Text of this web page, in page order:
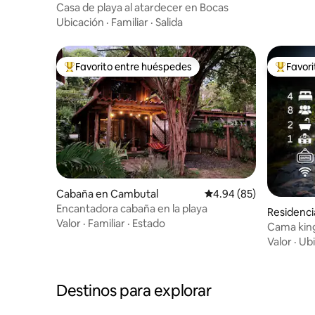
Casa de playa al atardecer en Bocas
Ubicación · Familiar · Salida
De los mejores en Favorito entre huéspedes
Favorito entre huéspedes
Cabaña en Cambutal Calificación promedio:
4.94 (85)
Encantadora cabaña en la playa
Valor · Familiar · Estado
De los
Cama
bosque
Valor ·
Destinos para explorar